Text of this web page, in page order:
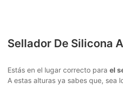
Sellador De Silicona
Estás en el lugar correcto para el
A estas alturas ya sabes que, sea